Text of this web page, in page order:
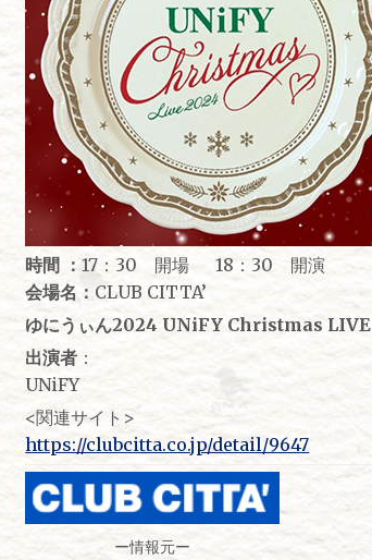
時間 ：17：30 開場 18：30 開演
会場名： CLUB CITTA’
ゆにうぃん2024 UNiFY Christmas LIVE
出演者 ：
UNiFY
<関連サイト>
https://clubcitta.co.jp/detail/9647
ー情報元ー